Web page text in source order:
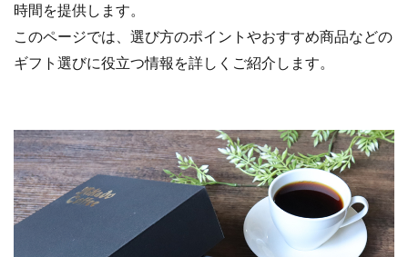
時間を提供します。
このページでは、選び方のポイントやおすすめ商品などの
ギフト選びに役立つ情報を詳しくご紹介します。